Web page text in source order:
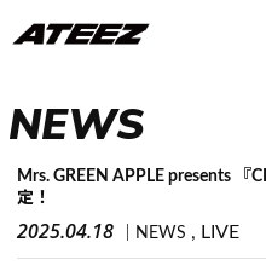
NEWS
Mrs. GREEN APPLE presents 『
定！
2025.04.18 NEWS LIVE